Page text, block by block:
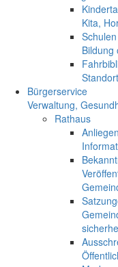
Kita,
Schulen
Bildung
Bürgerservice
Verwaltung,
Rathaus